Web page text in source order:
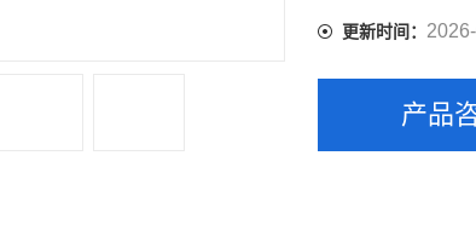
更新时间：
产品